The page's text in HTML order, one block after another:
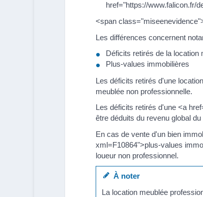
href="https://www.falicon.fr/
<span
Les différences concernent
Déficits retirés de la location
Plus-values immobilières
Les déficits retirés d'une
meublée non professionnelle.
Les déficits retirés d'une <a
être déduits du revenu global
En cas de vente d'un bien
xml=F10864">plus-values
loueur non professionnel.
À noter
La location meublée